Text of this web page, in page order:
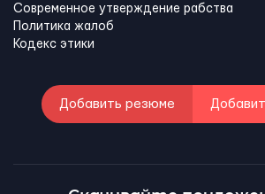
Современное утверждение рабства
Политика жалоб
Кодекс этики
Добавить резюме